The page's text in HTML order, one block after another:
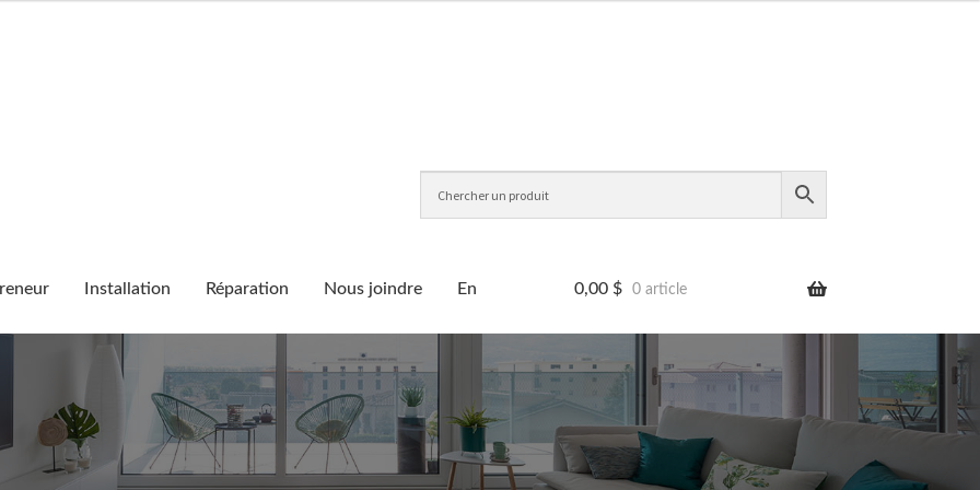
Installation Réparation Nous joindre En 0,00 $ 0 article